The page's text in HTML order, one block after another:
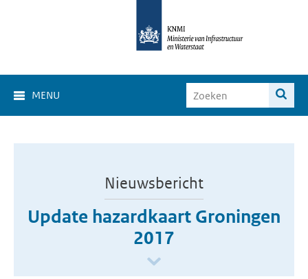
MENU
Nieuwsbericht
Update hazardkaart Groningen
2017